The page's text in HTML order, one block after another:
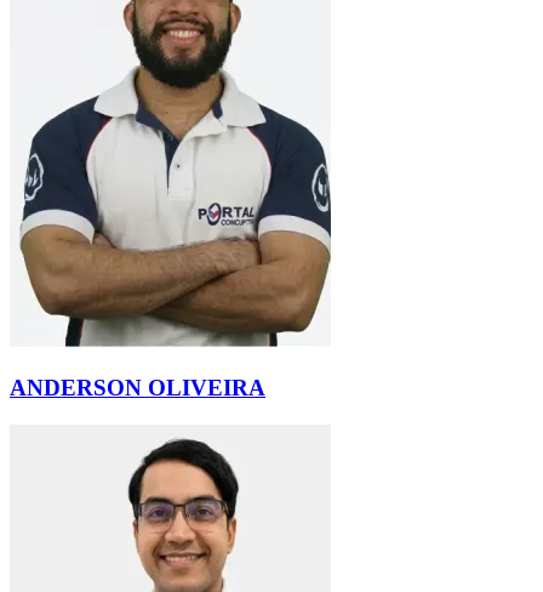
ANDERSON OLIVEIRA